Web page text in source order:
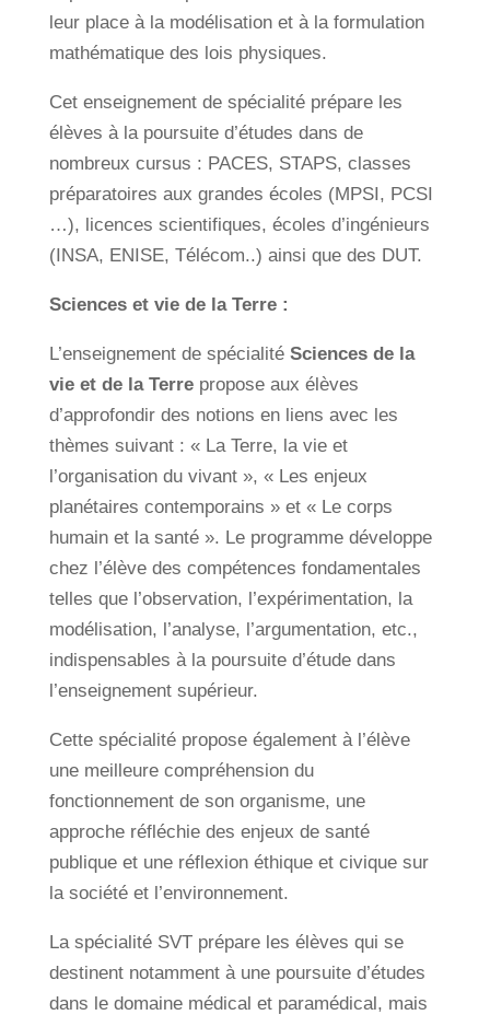
leur place à la modélisation et à la formulation
mathématique des lois physiques.
Cet enseignement de spécialité prépare les
élèves à la poursuite d’études dans de
nombreux cursus : PACES, STAPS, classes
préparatoires aux grandes écoles (MPSI, PCSI
…), licences scientifiques, écoles d’ingénieurs
(INSA, ENISE, Télécom..) ainsi que des DUT.
Sciences et vie de la Terre :
L’enseignement de spécialité Sciences de la
vie et de la Terre propose aux élèves
d’approfondir des notions en liens avec les
thèmes suivant : « La Terre, la vie et
l’organisation du vivant », « Les enjeux
planétaires contemporains » et « Le corps
humain et la santé ». Le programme développe
chez l’élève des compétences fondamentales
telles que l’observation, l’expérimentation, la
modélisation, l’analyse, l’argumentation, etc.,
indispensables à la poursuite d’étude dans
l’enseignement supérieur.
Cette spécialité propose également à l’élève
une meilleure compréhension du
fonctionnement de son organisme, une
approche réfléchie des enjeux de santé
publique et une réflexion éthique et civique sur
la société et l’environnement.
La spécialité SVT prépare les élèves qui se
destinent notamment à une poursuite d’études
dans le domaine médical et paramédical, mais